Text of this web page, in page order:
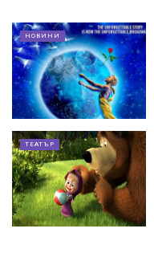
НОВИНИ
ТЕАТЪР